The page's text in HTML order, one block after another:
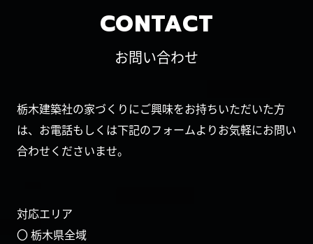
CONTACT
お問い合わせ
栃木建築社の家づくりにご興味をお持ちいただいた方
は、お電話もしくは下記のフォームよりお気軽にお問い
合わせくださいませ。
対応エリア
〇 栃木県全域